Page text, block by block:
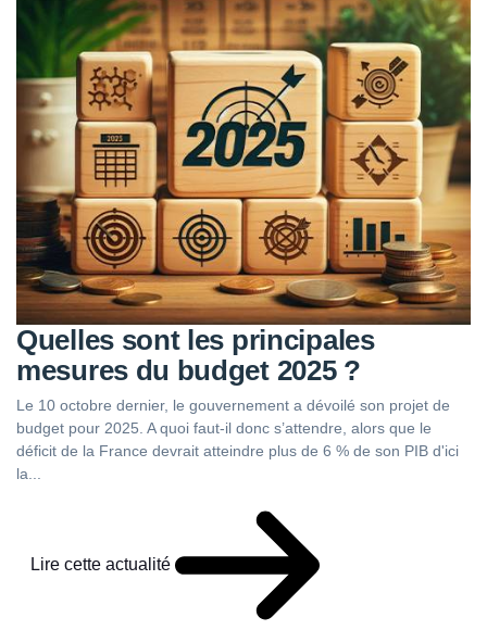
Quelles sont les principales
mesures du budget 2025 ?
Le 10 octobre dernier, le gouvernement a dévoilé son projet de
budget pour 2025. A quoi faut-il donc s’attendre, alors que le
déficit de la France devrait atteindre plus de 6 % de son PIB d'ici
la...
Lire cette actualité